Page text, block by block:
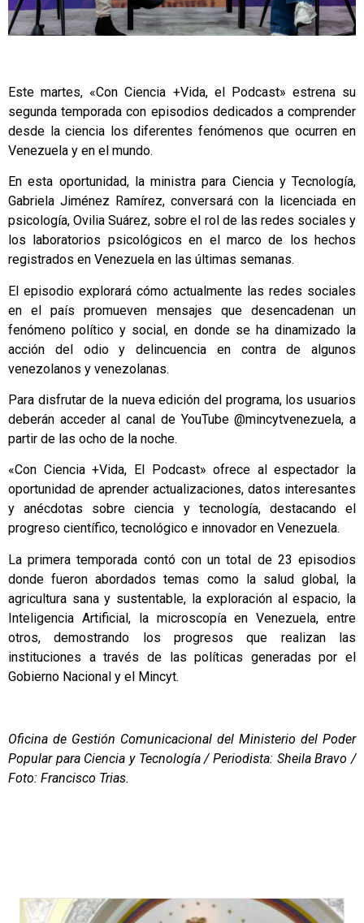
Este martes, «Con Ciencia +Vida, el Podcast» estrena su
segunda temporada con episodios dedicados a comprender
desde la ciencia los diferentes fenómenos que ocurren en
Venezuela y en el mundo.
En esta oportunidad, la ministra para Ciencia y Tecnología,
Gabriela Jiménez Ramírez, conversará con la licenciada en
psicología, Ovilia Suárez, sobre el rol de las redes sociales y
los laboratorios psicológicos en el marco de los hechos
registrados en Venezuela en las últimas semanas.
El episodio explorará cómo actualmente las redes sociales
en el país promueven mensajes que desencadenan un
fenómeno político y social, en donde se ha dinamizado la
acción del odio y delincuencia en contra de algunos
venezolanos y venezolanas.
Para disfrutar de la nueva edición del programa, los usuarios
deberán acceder al canal de YouTube@mincytvenezuela, a
partir de las ocho de la noche.
«Con Ciencia +Vida, El Podcast» ofrece al espectador la
oportunidad de aprender actualizaciones, datos interesantes
y anécdotas sobre ciencia y tecnología, destacando el
progreso científico, tecnológico e innovador en Venezuela.
La primera temporada contó con un total de 23 episodios
donde fueron abordados temas como la salud global, la
agricultura sana y sustentable, la exploración al espacio, la
Inteligencia Artificial, la microscopía en Venezuela, entre
otros, demostrando los progresos que realizan las
instituciones a través de las políticas generadas por el
Gobierno Nacional y el Mincyt.
Oficina de Gestión Comunicacional del Ministerio del Poder
Popular para Ciencia y Tecnología / Periodista: Sheila Bravo /
Foto: Francisco Trias.